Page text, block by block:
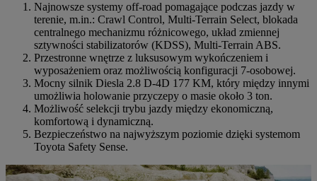
Najnowsze systemy off-road pomagające podczas jazdy w
terenie, m.in.: Crawl Control, Multi-Terrain Select, blokada
centralnego mechanizmu różnicowego, układ zmiennej
sztywności stabilizatorów (KDSS), Multi-Terrain ABS.
Przestronne wnętrze z luksusowym wykończeniem i
wyposażeniem oraz możliwością konfiguracji 7-osobowej.
Mocny silnik Diesla 2.8 D-4D 177 KM, który między innymi
umożliwia holowanie przyczepy o masie około 3 ton.
Możliwość selekcji trybu jazdy między ekonomiczną,
komfortową i dynamiczną.
Bezpieczeństwo na najwyższym poziomie dzięki systemom
Toyota Safety Sense.